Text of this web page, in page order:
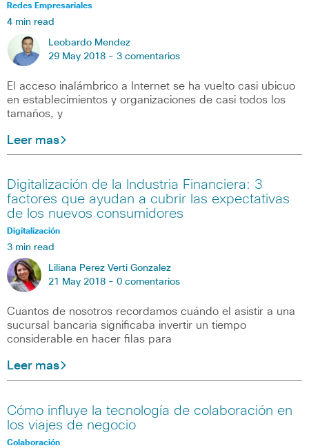
Redes Empresariales
4 min read
Leobardo Mendez
29 May 2018 - 3 comentarios
El acceso inalámbrico a Internet se ha vuelto casi ubicuo
en establecimientos y organizaciones de casi todos los
tamaños, y
Leer mas
Digitalización de la Industria Financiera: 3
factores que ayudan a cubrir las expectativas
de los nuevos consumidores
Digitalización
3 min read
Liliana Perez Verti Gonzalez
21 May 2018 - 0 comentarios
Cuantos de nosotros recordamos cuándo el asistir a una
sucursal bancaria significaba invertir un tiempo
considerable en hacer filas para
Leer mas
Cómo influye la tecnología de colaboración en
los viajes de negocio
Colaboración